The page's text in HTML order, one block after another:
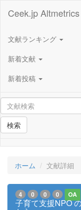
Ceek.jp
文献ランキング
新着文献
新着投稿
検索
ホーム 文献詳細
4 0 0 0 OA
子育て支援NPO